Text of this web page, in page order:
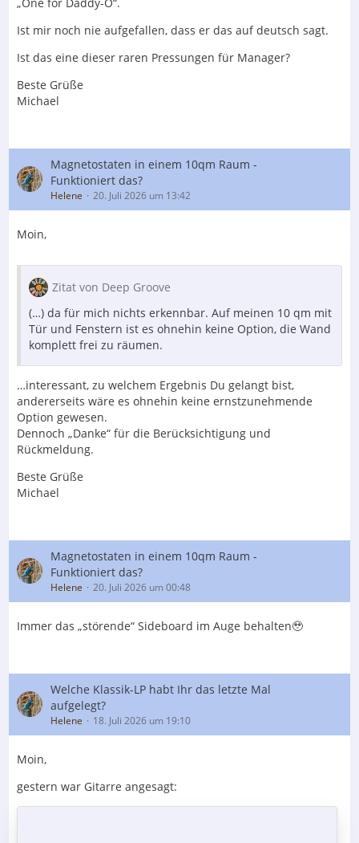
Ist mir noch nie aufgefallen, dass er das auf deutsch sagt.
Ist das eine dieser raren Pressungen für Manager?
Beste Grüße
Michael
Magnetostaten in einem 10qm Raum -
Funktioniert das?
Helene 20. Juli 2026 um 13:42
Moin,
Zitat von Deep Groove
(…) da für mich nichts erkennbar. Auf meinen 10 qm mit
Tür und Fenstern ist es ohnehin keine Option, die Wand
komplett frei zu räumen.
…interessant, zu welchem Ergebnis Du gelangt bist,
andererseits wäre es ohnehin keine ernstzunehmende
Option gewesen.
Dennoch „Danke“ für die Berücksichtigung und
Rückmeldung.
Beste Grüße
Michael
Magnetostaten in einem 10qm Raum -
Funktioniert das?
Helene 20. Juli 2026 um 00:48
Immer das „störende“ Sideboard im Auge behalten🥹
Welche Klassik-LP habt Ihr das letzte Mal
aufgelegt?
Helene 18. Juli 2026 um 19:10
Moin,
gestern war Gitarre angesagt: